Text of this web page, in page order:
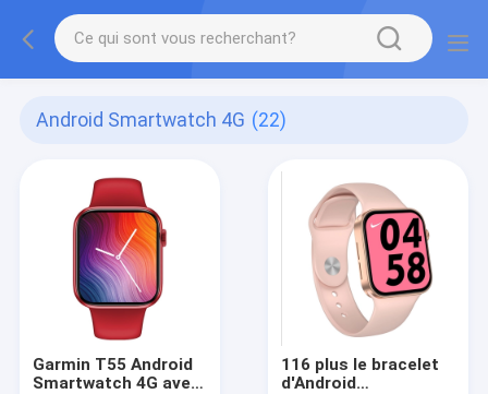
Android Smartwatch 4G (22)
Garmin T55 Android
Smartwatch 4G avec
116 plus le bracelet
d'Android